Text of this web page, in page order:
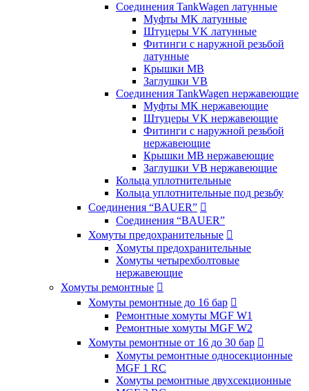
Соединения TankWagen латунные
Муфты MK латунные
Штуцеры VK латунные
Фитинги с наружной резьбой
латунные
Крышки MB
Заглушки VB
Соединения TankWagen нержавеющие
Муфты MK нержавеющие
Штуцеры VK нержавеющие
Фитинги с наружной резьбой
нержавеющие
Крышки MB нержавеющие
Заглушки VB нержавеющие
Кольца уплотнительные
Кольца уплотнительные под резьбу
Соединения “BAUER” 
Соединения “BAUER”
Хомуты предохранительные 
Хомуты предохранительные
Хомуты четырехболтовые
нержавеющие
Хомуты ремонтные 
Хомуты ремонтные до 16 бар 
Ремонтные хомуты MGF W1
Ремонтные хомуты MGF W2
Хомуты ремонтные от 16 до 30 бар 
Хомуты ремонтные односекционные
MGF 1 RC
Хомуты ремонтные двухсекционные